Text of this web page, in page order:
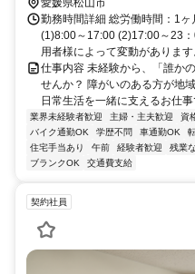
愛媛県松山市
勤務時間詳細 総労働時間：1ヶ
(1)8:00～17:00 (2)17:00～23
用者様によって変動があります
仕事内容 未経験から、「誰か
せんか？ 障がいのある方が地
日常生活を一緒に支えるお
業界未経験者歓迎 主婦・主夫歓迎 資
バイク通勤OK
学歴不問 車通勤OK
住宅手当あり
午前 経験者歓迎 残業な
ブランクOK
交通費支給
契約社員